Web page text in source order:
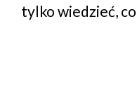
tylko wiedzieć,